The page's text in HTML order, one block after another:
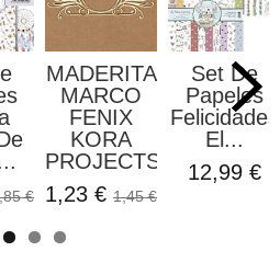
€
MADERITA
MARCO
FENIX
KORA
PROJECTS
1,23 € 1,45 €
Set De
Papeles
Felicidades
El...
12,99 €